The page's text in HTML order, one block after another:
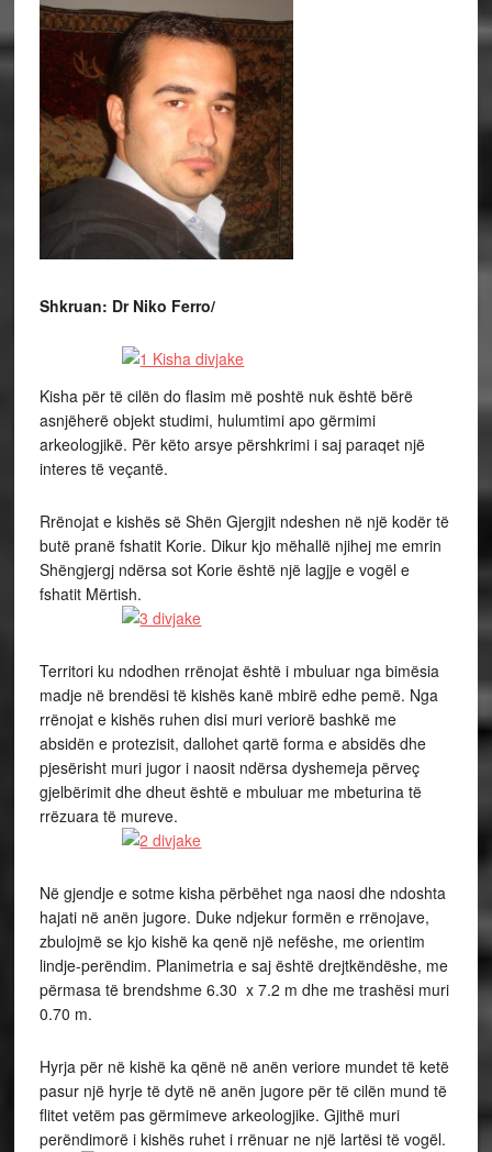
Shkruan: Dr Niko Ferro/
Kisha për të cilën do flasim më poshtë nuk është bërë
asnjëherë objekt studimi, hulumtimi apo gërmimi
arkeologjikë. Për këto arsye përshkrimi i saj paraqet një
interes të veçantë.
Rrënojat e kishës së Shën Gjergjit ndeshen në një kodër të
butë pranë fshatit Korie. Dikur kjo mëhallë njihej me emrin
Shëngjergj ndërsa sot Korie është një lagjje e vogël e
fshatit Mërtish.
Territori ku ndodhen rrënojat është i mbuluar nga bimësia
madje në brendësi të kishës kanë mbirë edhe pemë. Nga
rrënojat e kishës ruhen disi muri veriorë bashkë me
absidën e protezisit, dallohet qartë forma e absidës dhe
pjesërisht muri jugor i naosit ndërsa dyshemeja përveç
gjelbërimit dhe dheut është e mbuluar me mbeturina të
rrëzuara të mureve.
Në gjendje e sotme kisha përbëhet nga naosi dhe ndoshta
hajati në anën jugore. Duke ndjekur formën e rrënojave,
zbulojmë se kjo kishë ka qenë një nefëshe, me orientim
lindje-perëndim. Planimetria e saj është drejtkëndëshe, me
përmasa të brendshme 6.30 x 7.2 m dhe me trashësi muri
0.70 m.
Hyrja për në kishë ka qënë në anën veriore mundet të ketë
pasur një hyrje të dytë në anën jugore për të cilën mund të
flitet vetëm pas gërmimeve arkeologjike. Gjithë muri
perëndimorë i kishës ruhet i rrënuar ne një lartësi të vogël.